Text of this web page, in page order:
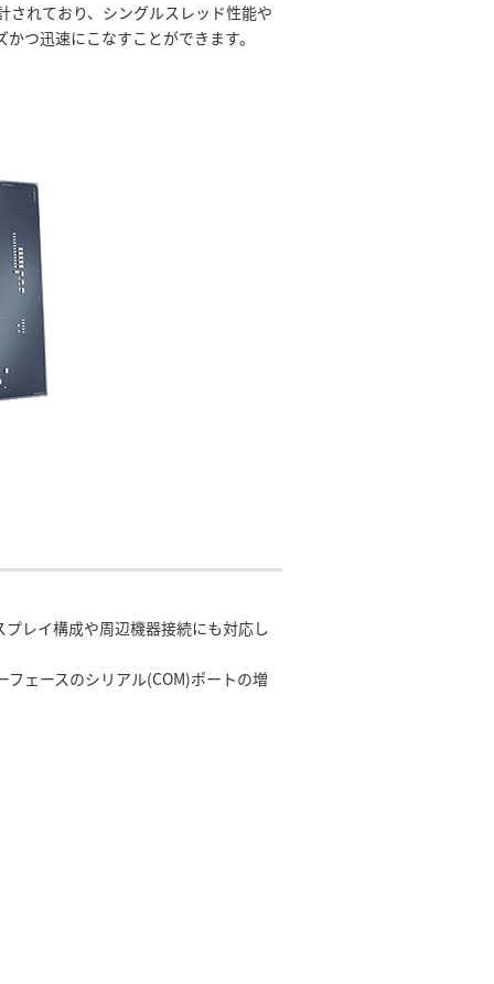
されており、シングルスレッド性能や
つ迅速にこなすことができます。
レイ構成や周辺機器接続にも対応し
ェースのシリアル(COM)ポートの増